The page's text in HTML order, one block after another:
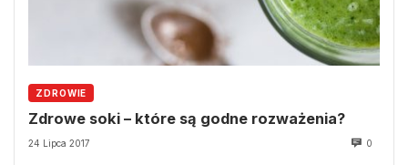
ZDROWIE
Zdrowe soki – które są godne rozważenia?
24 Lipca 2017 0